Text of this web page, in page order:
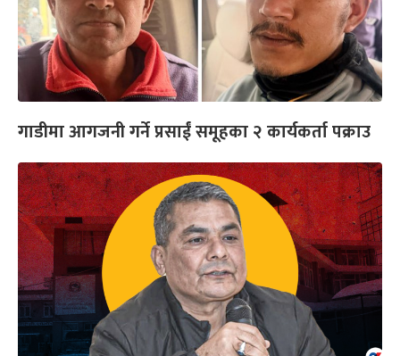
गाडीमा आगजनी गर्ने प्रसाईं समूहका २ कार्यकर्ता पक्राउ